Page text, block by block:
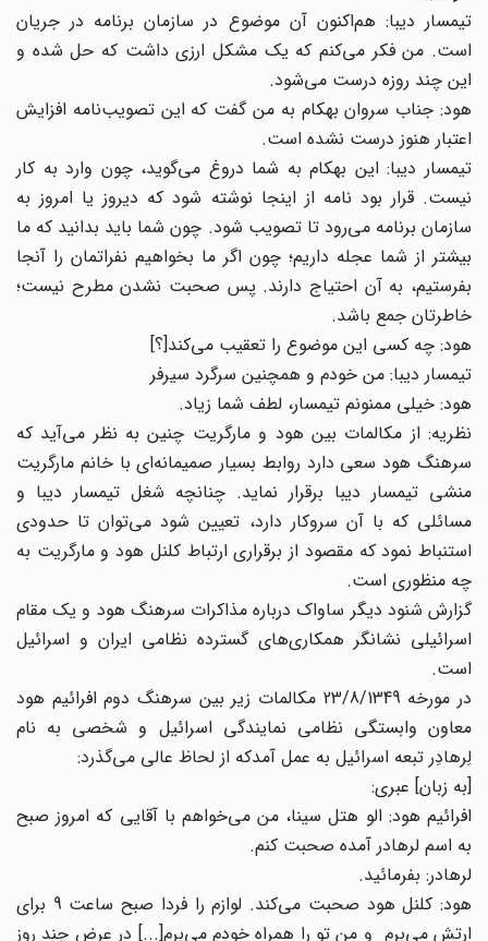
تیمسار دیبا: هم‌اکنون آن موضوع در سازمان برنامه در جریان
است. من فکر می‌کنم که یک مشکل ارزی داشت که حل شده و
این چند روزه درست می‌شود.
هود: جناب سروان بهکام به من گفت که این تصویب‌نامه افزایش
اعتبار هنوز درست نشده است.
تیمسار دیبا: این بهکام به شما دروغ می‌گوید، چون وارد به کار
نیست. قرار بود نامه از اینجا نوشته شود که دیروز یا امروز به
سازمان برنامه می‌رود تا تصویب شود. چون شما باید بدانید که ما
بیشتر از شما عجله داریم؛ چون اگر ما بخواهیم نفراتمان را آنجا
بفرستیم، به آن احتیاج دارند. پس صحبت نشدن مطرح نیست؛
خاطرتان جمع باشد.
هود: چه کسی این موضوع را تعقیب می‌کند[؟]
تیمسار دیبا: من خودم و همچنین سرگرد سیرفر
هود: خیلی ممنونم تیمسار، لطف شما زیاد.
نظریه: از مکالمات بین هود و مارگریت چنین به نظر می‌آید که
سرهنگ هود سعی دارد روابط بسیار صمیمانه‌ای با خانم مارگریت
منشی تیمسار دیبا برقرار نماید. چنانچه شغل تیمسار دیبا و
مسائلی که با آن سروکار دارد، تعیین شود می‌توان تا حدودی
استنباط نمود که مقصود از برقراری ارتباط کلنل هود و مارگریت به
چه منظوری است.
گزارش شنود دیگر ساواک درباره مذاکرات سرهنگ هود و یک مقام
اسرائیلی نشانگر همکاری‌های گسترده نظامی ایران و اسرائیل
است.
در مورخه 23/8/1349 مکالمات زیر بین سرهنگ دوم افرائیم هود
معاون وابستگی نظامی نمایندگی اسرائیل و شخصی به نام
لِرهادِر تبعه اسرائیل به عمل آمدکه از لحاظ عالی می‌گذرد:
‌[به زبان] عبری:
افرائیم هود: الو هتل سینا، من می‌خواهم با آقایی که امروز صبح
به اسم لرهادر آمده صحبت کنم.
لرهادر: بفرمائید.
هود: کلنل هود صحبت می‌کند. لوازم را فردا صبح ساعت 9 برای
ارتش می‌برم و من تو را همراه خودم می‌برم[...] در عرض چند روز